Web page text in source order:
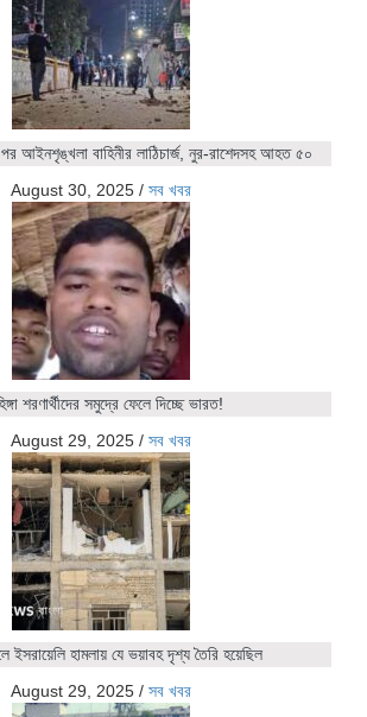
আইনশৃঙ্খলা বাহিনীর লাঠিচার্জ, নুর-রাশেদসহ আহত ৫০
August 30, 2025 / সব খবর
শরণার্থীদের সমুদ্রে ফেলে দিচ্ছে ভারত!
August 29, 2025 / সব খবর
ইসরায়েলি হামলায় যে ভয়াবহ দৃশ্য তৈরি হয়েছিল
August 29, 2025 / সব খবর